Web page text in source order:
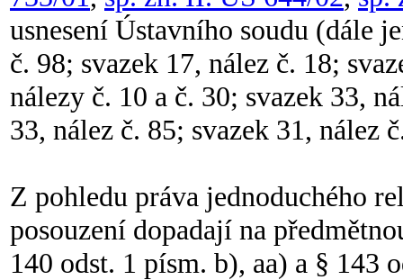
usnesení Ústavního soudu (dále
č. 98; svazek 17, nález č. 18;
nálezy č. 10 a č. 30; svazek 33,
33, nález č. 85; svazek 31, nález
Z pohledu práva jednoduchého
posouzení dopadají na
140 odst. 1 písm. b), aa) a § 143